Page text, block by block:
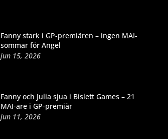
Fanny stark i GP-premiären – ingen MAI-
sommar för Angel
jun 15, 2026
Fanny och Julia sjua i Bislett Games – 21
MAI-are i GP-premiär
jun 11, 2026